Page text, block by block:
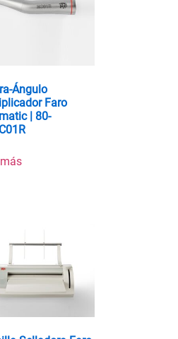
Ángulo
Faro
| 80-